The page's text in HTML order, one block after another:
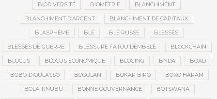
BIODIVERSITÉ BIOMÉTRIE BLANCHIMENT
BLANCHIMENT D’ARGENT BLANCHIMENT DE CAPITAUX
BLASPHÈME BLÉ BLÉ RUSSE BLESSÉS
BLESSÉS DE GUERRE BLESSURE FATOU DEMBÉLÉ BLOCKCHAIN
BLOCUS BLOCUS ÉCONOMIQUE BLOGING BNDA BOAD
BOBO-DIOULASSO BOGOLAN BOKAR BIRO BOKO HARAM
BOLA TINUBU BONNE GOUVERNANCE BOTSWANA